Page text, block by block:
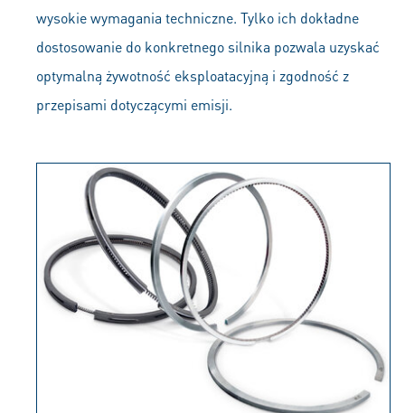
wysokie wymagania techniczne. Tylko ich dokładne
dostosowanie do konkretnego silnika pozwala uzyskać
optymalną żywotność eksploatacyjną i zgodność z
przepisami dotyczącymi emisji.